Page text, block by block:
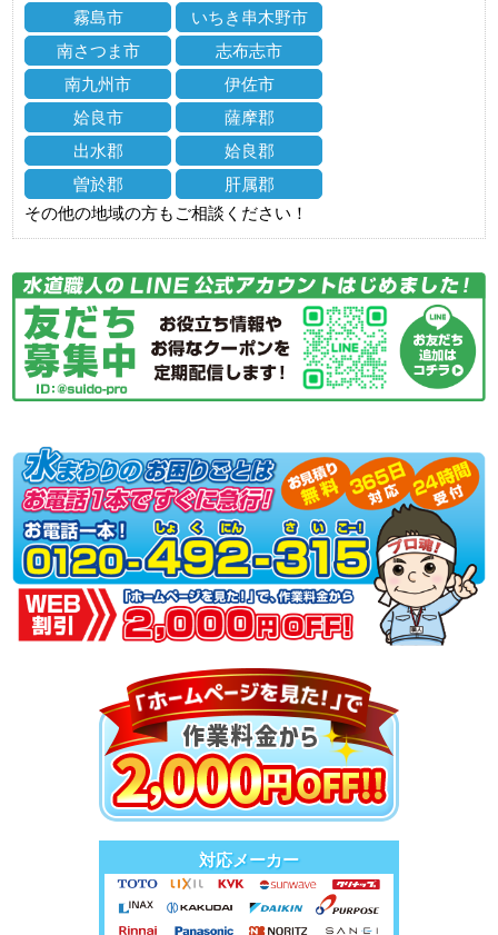
霧島市
いちき串木野市
南さつま市
志布志市
南九州市
伊佐市
姶良市
薩摩郡
出水郡
姶良郡
曽於郡
肝属郡
その他の地域の方もご相談ください！
対応メーカー